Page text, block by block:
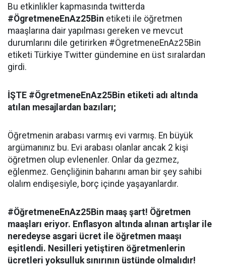
Bu etkinlikler kapmasında twitterda
#ÖgretmeneEnAz25Bin etiketi ile öğretmen
maaşlarına dair yapılması gereken ve mevcut
durumlarını dile getirirken #ÖgretmeneEnAz25Bin
etiketi Türkiye Twitter gündemine en üst sıralardan
girdi.
İŞTE #ÖgretmeneEnAz25Bin etiketi adı altında
atılan mesajlardan bazıları;
Öğretmenin arabası varmış evi varmış. En büyük
argümanınız bu. Evi arabası olanlar ancak 2 kişi
öğretmen olup evlenenler. Onlar da gezmez,
eğlenmez. Gençliğinin baharını aman bir şey sahibi
olalım endişesiyle, borç içinde yaşayanlardır.
#ÖğretmeneEnAz25Bin maaş şart! Öğretmen
maaşları eriyor. Enflasyon altında alınan artışlar ile
neredeyse asgari ücret ile öğretmen maaşı
eşitlendi. Nesilleri yetiştiren öğretmenlerin
ücretleri yoksulluk sınırının üstünde olmalıdır!